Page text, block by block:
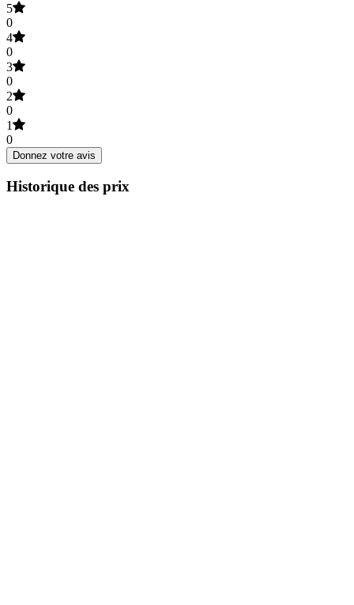
5
0
4
0
3
0
2
0
1
0
Donnez votre avis
Historique des prix